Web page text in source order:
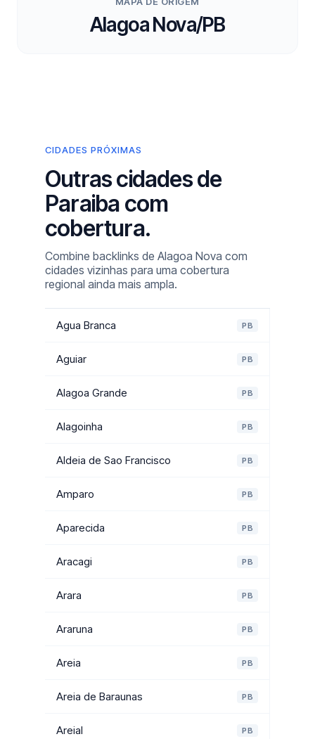
Alagoa Nova/PB
CIDADES PRÓXIMAS
Outras cidades de
Paraiba com
cobertura.
Combine backlinks de Alagoa Nova com
cidades vizinhas para uma cobertura
regional ainda mais ampla.
Agua Branca PB
Aguiar PB
Alagoa Grande PB
Alagoinha PB
Aldeia de Sao Francisco PB
Amparo PB
Aparecida PB
Aracagi PB
Arara PB
Araruna PB
Areia PB
Areia de Baraunas PB
Areial PB